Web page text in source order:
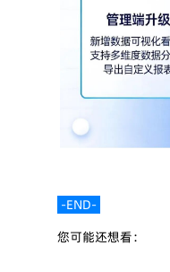
-END-
您可能还想看：